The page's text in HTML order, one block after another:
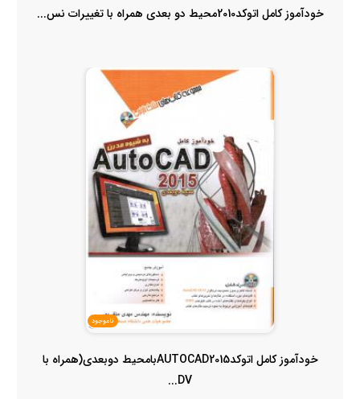
خودآموز کامل اتوکد2010محیط دو بعدی همراه با تغییرات نس...
ناموجود
خودآموز کامل اتوکدAUTOCAD2015بامحیط دوبعدی(همراه با
DV...